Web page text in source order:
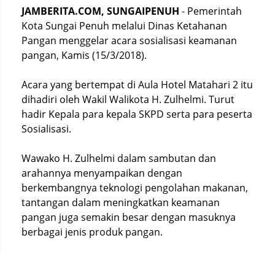
JAMBERITA.COM, SUNGAIPENUH - Pemerintah
Kota Sungai Penuh melalui Dinas Ketahanan
Pangan menggelar acara sosialisasi keamanan
pangan, Kamis (15/3/2018).
Acara yang bertempat di Aula Hotel Matahari 2 itu
dihadiri oleh Wakil Walikota H. Zulhelmi. Turut
hadir Kepala para kepala SKPD serta para peserta
Sosialisasi.
Wawako H. Zulhelmi dalam sambutan dan
arahannya menyampaikan dengan
berkembangnya teknologi pengolahan makanan,
tantangan dalam meningkatkan keamanan
pangan juga semakin besar dengan masuknya
berbagai jenis produk pangan.